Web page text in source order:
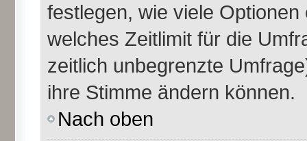
festlegen, wie viele
welches Zeitlimit für die
zeitlich unbegrenzte
ihre Stimme ändern können.
Nach oben